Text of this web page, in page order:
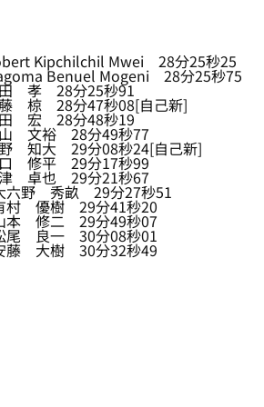
Kipchilchil Mwei 28分25秒25
Benuel Mogeni 28分25秒75
孝 28分25秒91
椋 28分47秒08[自己新]
宏 28分48秒19
文裕 28分49秒77
知大 29分08秒24[自己新]
修平 29分17秒99
卓也 29分21秒67
野 秀畝 29分27秒51
村 優樹 29分41秒20
本 修二 29分49秒07
尾 良一 30分08秒01
藤 大樹 30分32秒49